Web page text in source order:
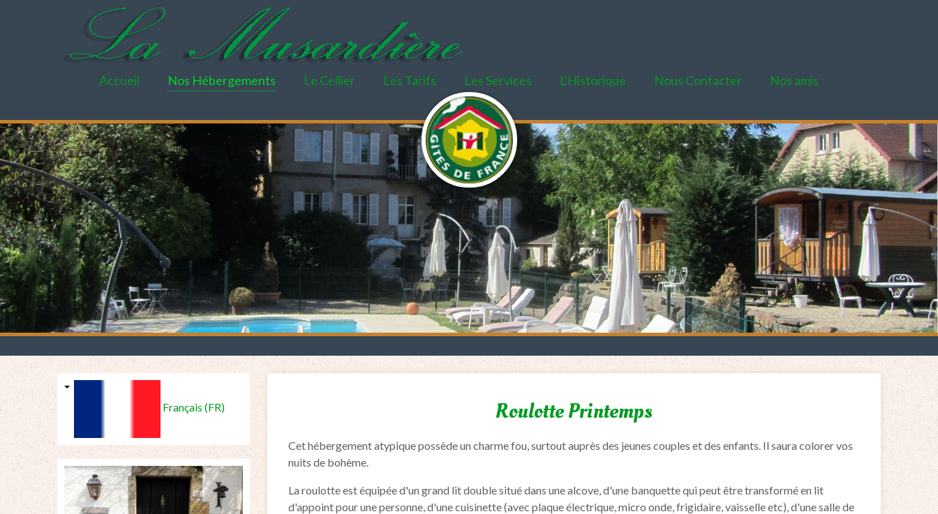
Accueil Nos Hébergements Le Cellier Les Tarifs Les Services L'Historique Nous Contacter Nos amis
Français (FR) Roulotte Printemps
Cet hébergement atypique possède un charme fou, surtout auprès des jeunes couples et des enfants. Il saura colorer vos
nuits de bohème.
La roulotte est équipée d'un grand lit double situé dans une alcove, d'une banquette qui peut être transformé en lit
d'appoint pour une personne, d'une cuisinette (avec plaque électrique, micro onde, frigidaire, vaisselle etc), d'une salle de